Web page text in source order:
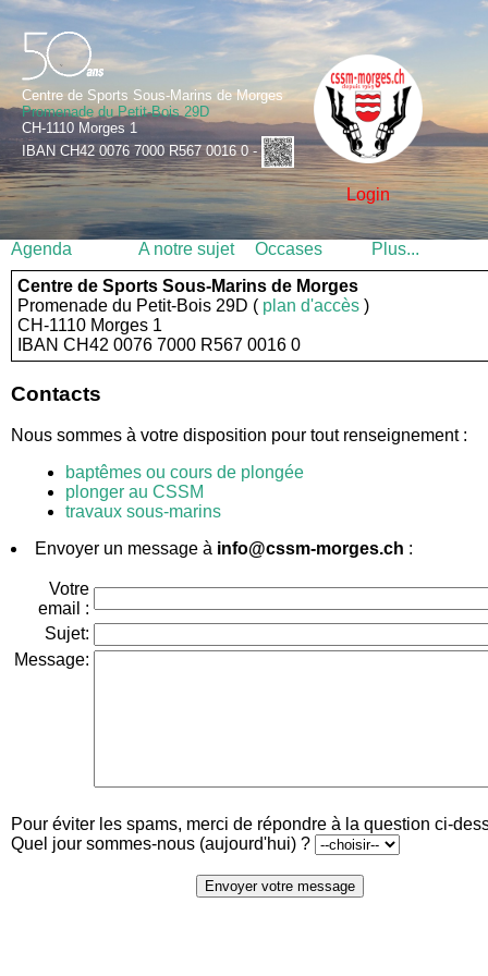
Centre de Sports Sous-Marins de Morges
Promenade du Petit-Bois 29D
CH-1110 Morges 1
IBAN CH42 0076 7000 R567 0016 0 -
Login
Agenda A notre sujet Occases
Plus...
Centre de Sports Sous-Marins de Morges
Promenade du Petit-Bois 29D ( plan d'accès )
CH-1110 Morges 1
IBAN CH42 0076 7000 R567 0016 0
Contacts
Nous sommes à votre disposition pour tout renseignement :
baptêmes ou cours de plongée
plonger au CSSM
travaux sous-marins
Envoyer un message à info@cssm-morges.ch :
Votre
email :
Sujet:
Message:
Pour éviter les spams, merci de répondre à la question ci-
Quel jour sommes-nous (aujourd'hui) ?